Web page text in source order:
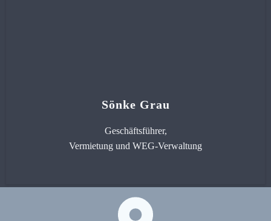
Sönke Grau
Geschäftsführer,
Vermietung und WEG-Verwaltung